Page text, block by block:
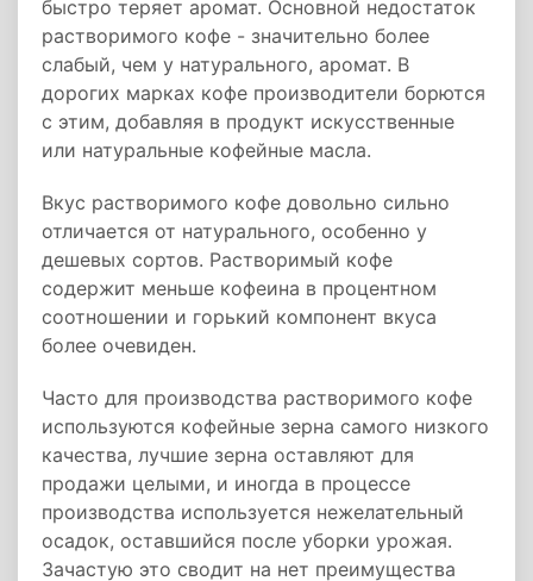
быстро теряет аромат. Основной недостаток
растворимого кофе - значительно более
слабый, чем у натурального, аромат. В
дорогих марках кофе производители борются
с этим, добавляя в продукт искусственные
или натуральные кофейные масла.
Вкус растворимого кофе довольно сильно
отличается от натурального, особенно у
дешевых сортов. Растворимый кофе
содержит меньше кофеина в процентном
соотношении и горький компонент вкуса
более очевиден.
Часто для производства растворимого кофе
используются кофейные зерна самого низкого
качества, лучшие зерна оставляют для
продажи целыми, и иногда в процессе
производства используется нежелательный
осадок, оставшийся после уборки урожая.
Зачастую это сводит на нет преимущества